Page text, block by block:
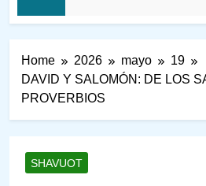
Home 2026 mayo
19
DAVID Y SALOMÓN: DE LOS
PROVERBIOS
SHAVUOT